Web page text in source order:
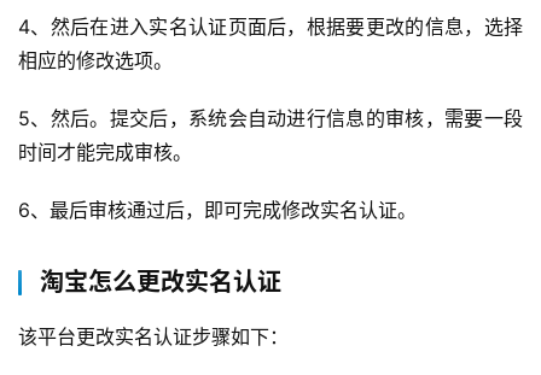
G
E
优
化
A
观
察
4、然后在进入实名认证页面后，根据要更改的信息，选择
相应的修改选项。
5、然后。提交后，系统会自动进行信息的审核，需要一段
时间才能完成审核。
6、最后审核通过后，即可完成修改实名认证。
淘宝怎么更改实名认证
该平台更改实名认证步骤如下：